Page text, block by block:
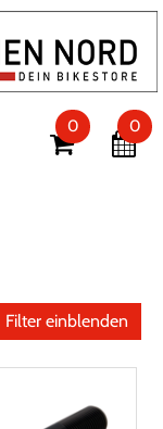
0 0
Filter einblenden